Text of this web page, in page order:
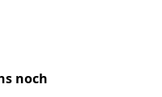
noch